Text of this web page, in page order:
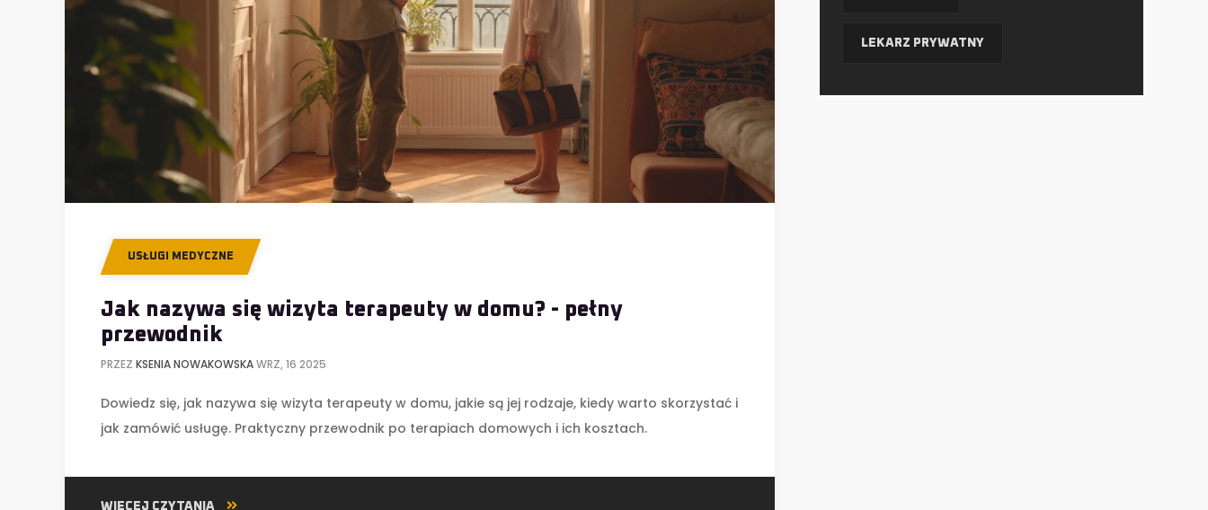
USŁUGI MEDYCZNE
Jak nazywa się wizyta terapeuty w domu? - pełny
przewodnik
PRZEZ KSENIA NOWAKOWSKAWRZ, 16 2025
Dowiedz się, jak nazywa się wizyta terapeuty w domu, jakie są jej rodzaje, kiedy warto skorzystać i
jak zamówić usługę. Praktyczny przewodnik po terapiach domowych i ich kosztach.
WIĘCEJ CZYTANIA
LEKARZ PRYWATNY